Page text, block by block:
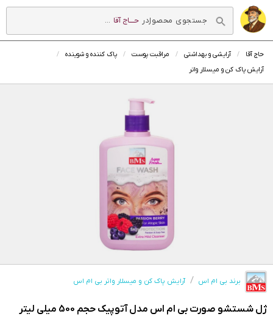
در حــــاج آقا ...
حاج آقا آرایشی و بهداشتی مراقبت پوست
پاک کننده و شوینده
آرایش پاک کن و میسلار واتر
برند بی ام اس آرایش پاک کن و میسلار واتر بی ام اس
ژل شستشو صورت بی ام اس مدل آتوپیک حجم 500 میلی لیتر